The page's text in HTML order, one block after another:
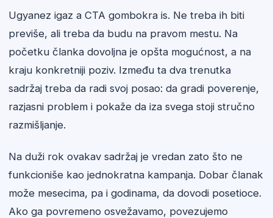
Ugyanez igaz a CTA gombokra is. Ne treba ih biti
previše, ali treba da budu na pravom mestu. Na
početku članka dovoljna je opšta mogućnost, a na
kraju konkretniji poziv. Između ta dva trenutka
sadržaj treba da radi svoj posao: da gradi poverenje,
razjasni problem i pokaže da iza svega stoji stručno
razmišljanje.
Na duži rok ovakav sadržaj je vredan zato što ne
funkcioniše kao jednokratna kampanja. Dobar članak
može mesecima, pa i godinama, da dovodi posetioce.
Ako ga povremeno osvežavamo, povezujemo